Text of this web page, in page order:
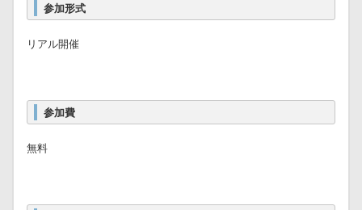
参加形式
リアル開催
参加費
無料